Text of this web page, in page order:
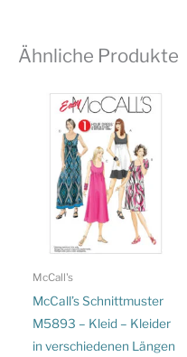
Ähnliche Produkte
McCall's
McCall’s Schnittmuster
M5893 – Kleid – Kleider
in verschiedenen Längen